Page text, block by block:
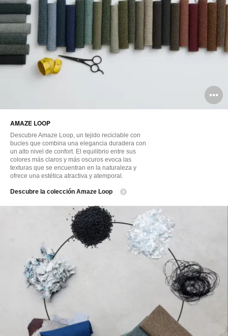
AMAZE LOOP
Descubre Amaze Loop, un tejido reciclable con
bucles que combina una elegancia duradera con
un alto nivel de confort. El equilibrio entre sus
colores más claros y más oscuros evoca las
texturas que se encuentran en la naturaleza y
ofrece una estética atractiva y atemporal.
Descubre la colección Amaze Loop